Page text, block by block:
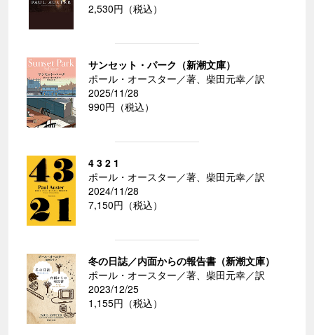
2,530円（税込）
サンセット・パーク（新潮文庫）
ポール・オースター／著、柴田元幸／訳
2025/11/28
990円（税込）
4 3 2 1
ポール・オースター／著、柴田元幸／訳
2024/11/28
7,150円（税込）
冬の日誌／内面からの報告書（新潮文庫）
ポール・オースター／著、柴田元幸／訳
2023/12/25
1,155円（税込）